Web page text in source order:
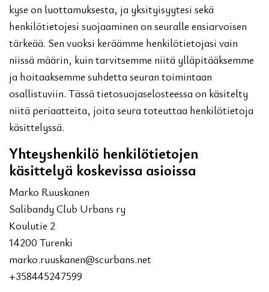
kyse on luottamuksesta, ja yksityisyytesi sekä
henkilötietojesi suojaaminen on seuralle ensiarvoisen
tärkeää. Sen vuoksi keräämme henkilötietojasi vain
niissä määrin, kuin tarvitsemme niitä ylläpitääksemme
ja hoitaaksemme suhdetta seuran toimintaan
osallistuviin. Tässä tietosuojaselosteessa on käsitelty
niitä periaatteita, joita seura toteuttaa henkilötietoja
käsittelyssä.
Yhteyshenkilö henkilötietojen
käsittelyä koskevissa asioissa
Marko Ruuskanen
Salibandy Club Urbans ry
Koulutie 2
14200 Turenki
marko.ruuskanen@scurbans.net
+358445247599